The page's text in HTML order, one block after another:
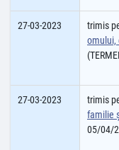
27-03-2023 trimis
omului,
27-03-2023 trimis
familie
05/04/